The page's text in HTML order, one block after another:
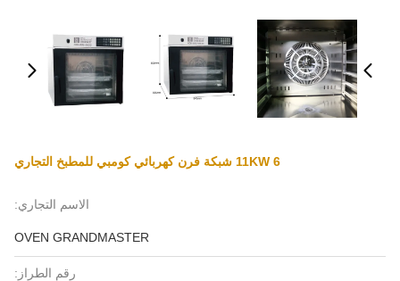
11KW 6 شبكة فرن كهربائي كومبي للمطبخ التجاري
الاسم التجاري:
OVEN GRANDMASTER
رقم الطراز: